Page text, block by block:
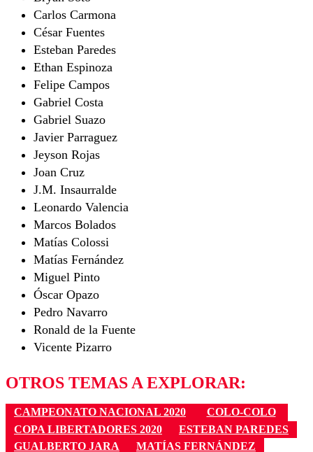
Carlos Carmona
César Fuentes
Esteban Paredes
Ethan Espinoza
Felipe Campos
Gabriel Costa
Gabriel Suazo
Javier Parraguez
Jeyson Rojas
Joan Cruz
J.M. Insaurralde
Leonardo Valencia
Marcos Bolados
Matías Colossi
Matías Fernández
Miguel Pinto
Óscar Opazo
Pedro Navarro
Ronald de la Fuente
Vicente Pizarro
OTROS TEMAS A EXPLORAR:
CAMPEONATO NACIONAL 2020
COLO-COLO
COPA LIBERTADORES 2020
ESTEBAN PAREDES
GUALBERTO JARA
MATÍAS FERNÁNDEZ